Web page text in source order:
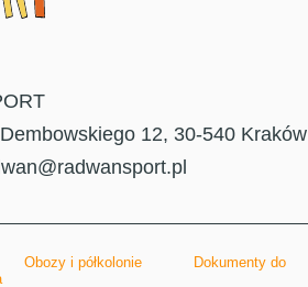
12, 30-540 Kraków
Obozy i półkolonie
Dokumenty do